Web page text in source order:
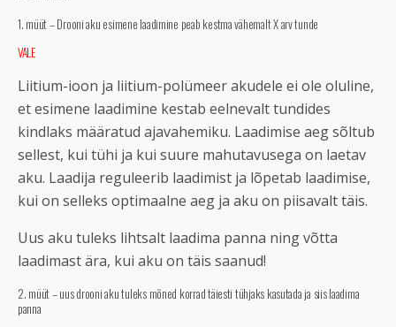
1. müüt – Drooni aku esimene laadimine peab kestma vähemalt X arv tunde
VALE
Liitium-ioon ja liitium-polümeer akudele ei ole oluline,
et esimene laadimine kestab eelnevalt tundides
kindlaks määratud ajavahemiku. Laadimise aeg sõltub
sellest, kui tühi ja kui suure mahutavusega on laetav
aku. Laadija reguleerib laadimist ja lõpetab laadimise,
kui on selleks optimaalne aeg ja aku on piisavalt täis.
Uus aku tuleks lihtsalt laadima panna ning võtta
laadimast ära, kui aku on täis saanud!
2. müüt – uus drooni aku tuleks mõned korrad täiesti tühjaks kasutada ja siis laadima
panna